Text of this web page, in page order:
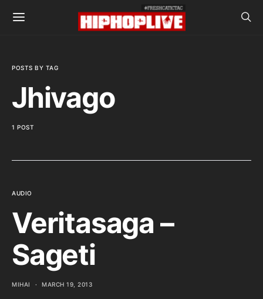
POSTS BY TAG
Jhivago
1 POST
AUDIO
Veritasaga –
Sageti
MIHAI MARCH 19, 2013